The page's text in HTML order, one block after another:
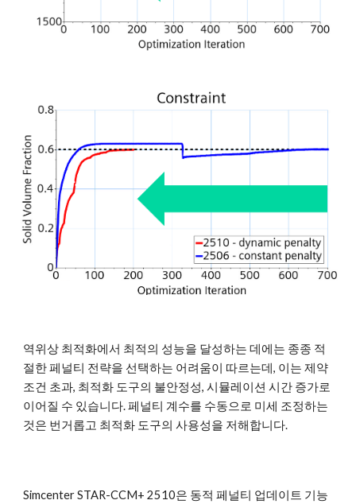
역위상 최적화에서 최적의 성능을 달성하는 데에는 종종 적
절한 페널티 전략을 선택하는 어려움이 따르는데, 이는 제약
조건 초과, 최적화 도구의 불안정성, 시뮬레이션 시간 증가로
이어질 수 있습니다. 페널티 계수를 수동으로 미세 조정하는
것은 번거롭고 최적화 도구의 사용성을 저해합니다.
Simcenter STAR-CCM+ 2510은 동적 페널티 업데이트 기능